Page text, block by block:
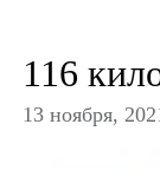
116
13 ноября,